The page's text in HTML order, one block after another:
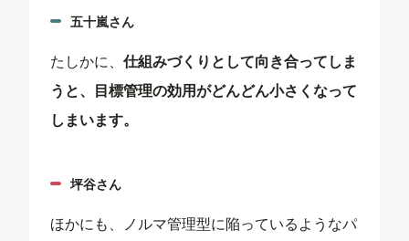
五十嵐さん
たしかに、仕組みづくりとして向き合ってしま
うと、目標管理の効用がどんどん小さくなって
しまいます。
坪谷さん
ほかにも、ノルマ管理型に陥っているようなパ